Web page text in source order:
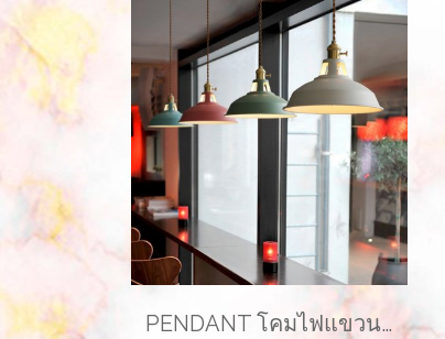
PENDANT โคมไฟแขวนเพดาน รุ่น COLORFUL EVE-00346 ( 1 เซ็ท ได้ 3 โคม )